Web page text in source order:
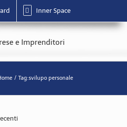
Inner Space
e Imprenditori
Tag:svilupo personale